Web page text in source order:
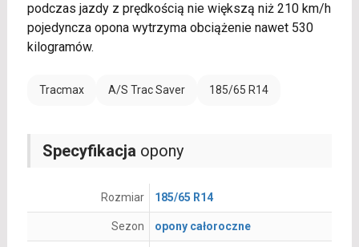
podczas jazdy z prędkością nie większą niż 210 km/h
pojedyncza opona wytrzyma obciążenie nawet 530
kilogramów.
Tracmax A/S Trac Saver 185/65 R14
Specyfikacja opony
Rozmiar 185/65 R14
Sezon opony całoroczne